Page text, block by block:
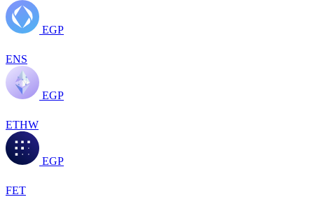
EGP
ENS
EGP
ETHW
EGP
FET